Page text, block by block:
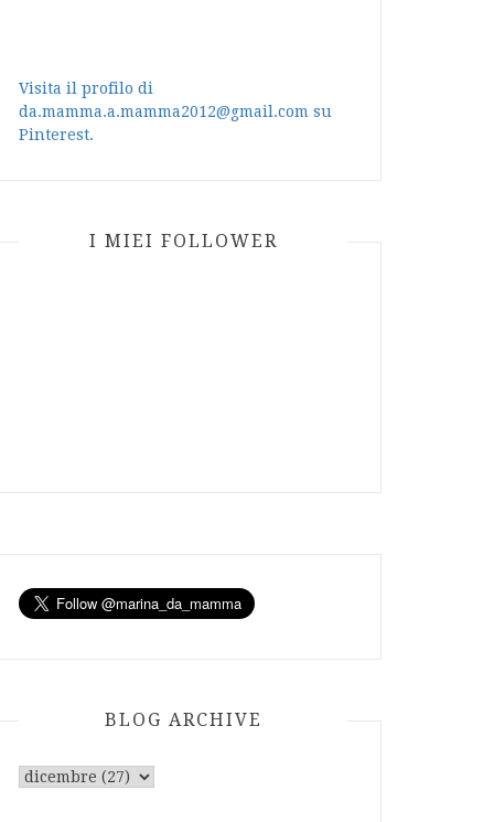
Visita il profilo di
da.mamma.a.mamma2012@gmail.com su
Pinterest.
I MIEI FOLLOWER
BLOG ARCHIVE